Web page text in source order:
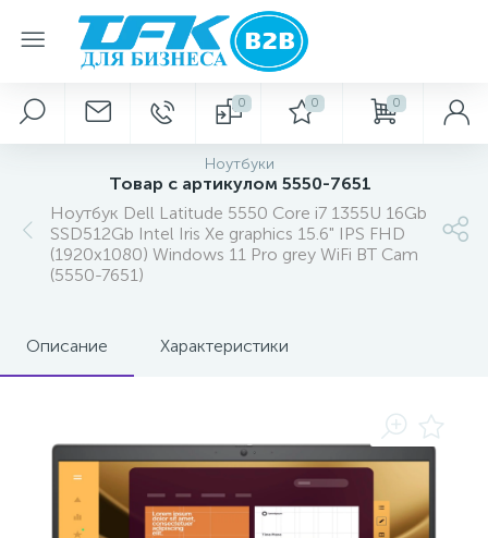
0 0 0
Ноутбуки
Товар с артикулом 5550-7651
Ноутбук Dell Latitude 5550 Core i7 1355U 16Gb
SSD512Gb Intel Iris Xe graphics 15.6" IPS FHD
(1920x1080) Windows 11 Pro grey WiFi BT Cam
(5550-7651)
Описание Характеристики